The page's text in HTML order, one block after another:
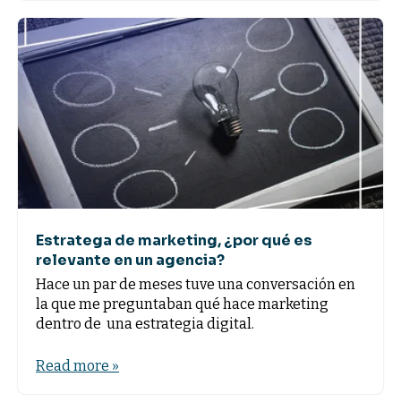
Estratega de marketing, ¿por qué es
relevante en un agencia?
Hace un par de meses tuve una conversación en
la que me preguntaban qué hace marketing
dentro de una estrategia digital.
Read more »